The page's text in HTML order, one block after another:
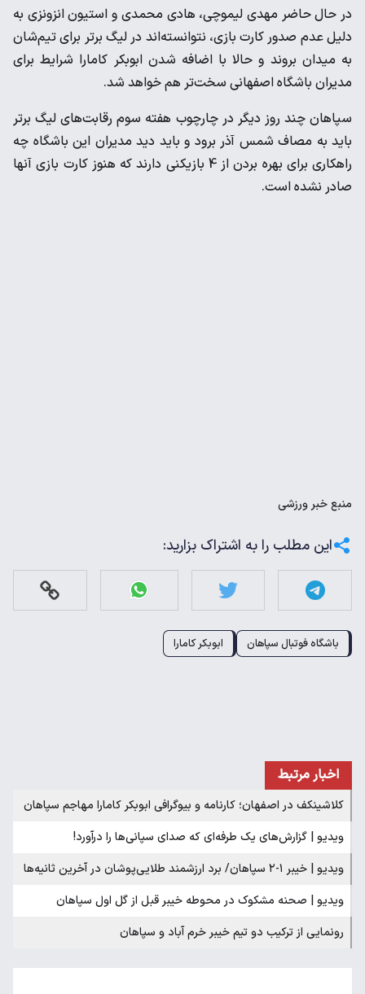
در حال حاضر مهدی لیموچی، هادی محمدی و استیون انزونزی به
دلیل عدم صدور کارت بازی، نتوانسته‌اند در لیگ برتر برای تیم‌شان
به میدان بروند و حالا با اضافه شدن ابوبکر کامارا شرایط برای
مدیران باشگاه اصفهانی سخت‌تر هم خواهد شد.
سپاهان چند روز دیگر در چارچوب هفته سوم رقابت‌های لیگ برتر
باید به مصاف شمس آذر برود و باید دید مدیران این باشگاه چه
راهکاری برای بهره بردن از 4 بازیکنی دارند که هنوز کارت بازی آنها
صادر نشده است.
منبعخبر ورزشی
این مطلب را به اشتراک بزارید:
باشگاه فوتبال سپاهان ابوبکر کامارا
اخبار مرتبط
کلاشینکف در اصفهان؛ کارنامه و بیوگرافی ابوبکر کامارا مهاجم سپاهان
ویدیو | گزارش‌های یک طرفه‌ای که صدای سپانی‌ها را درآورد!
ویدیو | خیبر ۱-۲ سپاهان/ برد ارزشمند طلایی‌پوشان در آخرین ثانیه‌ها
ویدیو | صحنه مشکوک در محوطه خیبر قبل از گل اول سپاهان
رونمایی از ترکیب دو تیم خیبر خرم آباد و سپاهان